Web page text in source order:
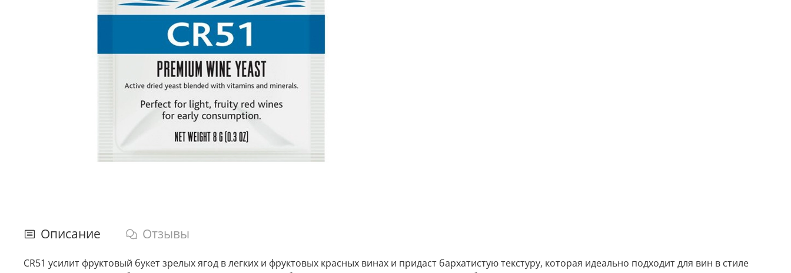
Описание Отзывы
CR51 усилит фруктовый букет зрелых ягод в легких и фруктовых красных винах и придаст бархатистую текстуру, которая идеально подходит для вин в стиле